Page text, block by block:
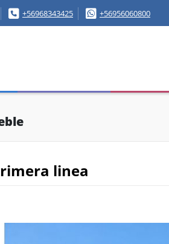
+56968343425 +56956060800
linea